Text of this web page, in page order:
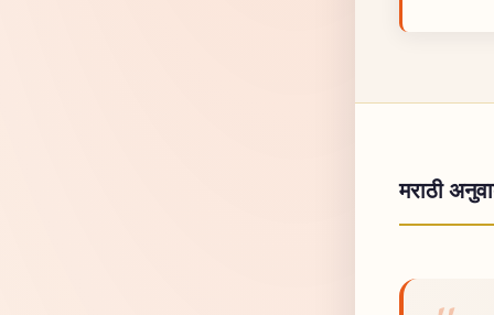
मराठी